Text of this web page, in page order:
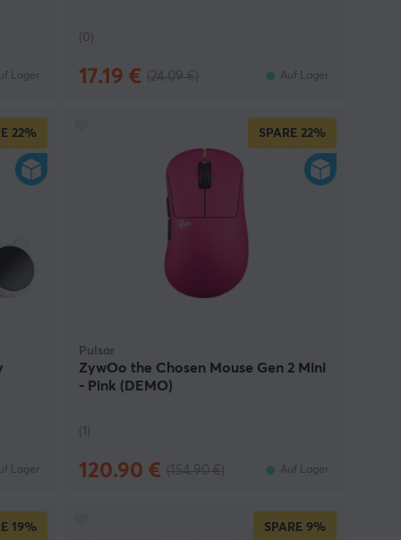
Lager
(0)
17.19 € Auf Lager
22%
Lager
SPARE 22%
Pulsar
ZywOo the Chosen Mouse Gen 2 Mini
- Pink (DEMO)
(1)
120.90 € Auf Lager
19% SPARE 9%